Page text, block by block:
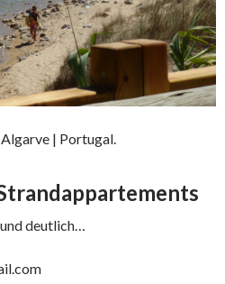
| Portugal.
deutlich…